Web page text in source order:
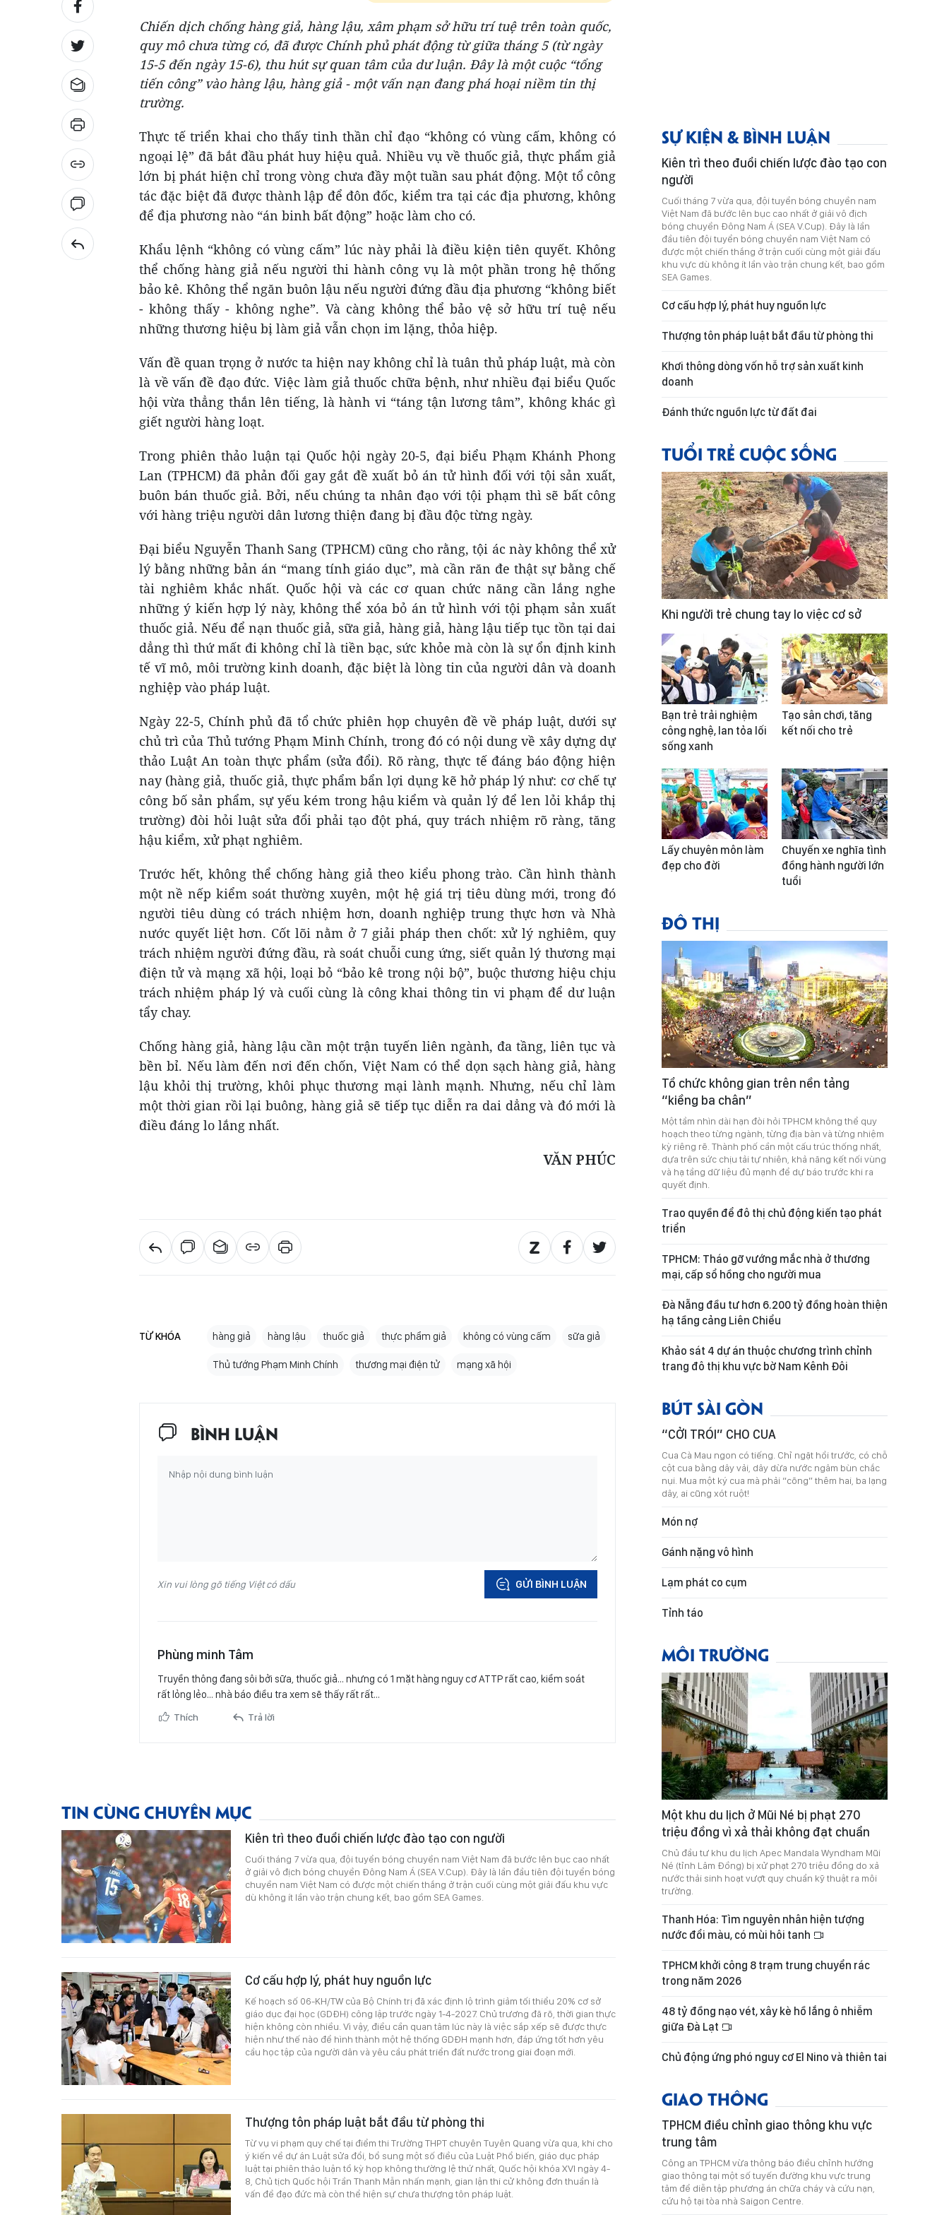
Chiến dịch chống hàng giả, hàng lậu, xâm phạm sở hữu trí tuệ trên toàn quốc,
quy mô chưa từng có, đã được Chính phủ phát động từ giữa tháng 5 (từ ngày
15-5 đến ngày 15-6), thu hút sự quan tâm của dư luận. Đây là một cuộc “tổng
tiến công” vào hàng lậu, hàng giả - một vấn nạn đang phá hoại niềm tin thị
trường.
Thực tế triển khai cho thấy tinh thần chỉ đạo “không có vùng cấm, không có
ngoại lệ” đã bắt đầu phát huy hiệu quả. Nhiều vụ về thuốc giả, thực phẩm giả
lớn bị phát hiện chỉ trong vòng chưa đầy một tuần sau phát động. Một tổ công
tác đặc biệt đã được thành lập để đôn đốc, kiểm tra tại các địa phương, không
để địa phương nào “án binh bất động” hoặc làm cho có.
Khẩu lệnh “không có vùng cấm” lúc này phải là điều kiện tiên quyết. Không
thể chống hàng giả nếu người thi hành công vụ là một phần trong hệ thống
bảo kê. Không thể ngăn buôn lậu nếu người đứng đầu địa phương “không biết
- không thấy - không nghe”. Và càng không thể bảo vệ sở hữu trí tuệ nếu
những thương hiệu bị làm giả vẫn chọn im lặng, thỏa hiệp.
Vấn đề quan trọng ở nước ta hiện nay không chỉ là tuân thủ pháp luật, mà còn
là về vấn đề đạo đức. Việc làm giả thuốc chữa bệnh, như nhiều đại biểu Quốc
hội vừa thẳng thắn lên tiếng, là hành vi “táng tận lương tâm”, không khác gì
giết người hàng loạt.
Trong phiên thảo luận tại Quốc hội ngày 20-5, đại biểu Phạm Khánh Phong
Lan (TPHCM) đã phản đối gay gắt đề xuất bỏ án tử hình đối với tội sản xuất,
buôn bán thuốc giả. Bởi, nếu chúng ta nhân đạo với tội phạm thì sẽ bất công
với hàng triệu người dân lương thiện đang bị đầu độc từng ngày.
Đại biểu Nguyễn Thanh Sang (TPHCM) cũng cho rằng, tội ác này không thể xử
lý bằng những bản án “mang tính giáo dục”, mà cần răn đe thật sự bằng chế
tài nghiêm khắc nhất. Quốc hội và các cơ quan chức năng cần lắng nghe
những ý kiến hợp lý này, không thể xóa bỏ án tử hình với tội phạm sản xuất
thuốc giả. Nếu để nạn thuốc giả, sữa giả, hàng giả, hàng lậu tiếp tục tồn tại dai
dẳng thì thứ mất đi không chỉ là tiền bạc, sức khỏe mà còn là sự ổn định kinh
tế vĩ mô, môi trường kinh doanh, đặc biệt là lòng tin của người dân và doanh
nghiệp vào pháp luật.
Ngày 22-5, Chính phủ đã tổ chức phiên họp chuyên đề về pháp luật, dưới sự
chủ trì của Thủ tướng Phạm Minh Chính, trong đó có nội dung về xây dựng dự
thảo Luật An toàn thực phẩm (sửa đổi). Rõ ràng, thực tế đáng báo động hiện
nay (hàng giả, thuốc giả, thực phẩm bẩn lợi dụng kẽ hở pháp lý như: cơ chế tự
công bố sản phẩm, sự yếu kém trong hậu kiểm và quản lý để len lỏi khắp thị
trường) đòi hỏi luật sửa đổi phải tạo đột phá, quy trách nhiệm rõ ràng, tăng
hậu kiểm, xử phạt nghiêm.
Trước hết, không thể chống hàng giả theo kiểu phong trào. Cần hình thành
một nề nếp kiểm soát thường xuyên, một hệ giá trị tiêu dùng mới, trong đó
người tiêu dùng có trách nhiệm hơn, doanh nghiệp trung thực hơn và Nhà
nước quyết liệt hơn. Cốt lõi nằm ở 7 giải pháp then chốt: xử lý nghiêm, quy
trách nhiệm người đứng đầu, rà soát chuỗi cung ứng, siết quản lý thương mại
điện tử và mạng xã hội, loại bỏ “bảo kê trong nội bộ”, buộc thương hiệu chịu
trách nhiệm pháp lý và cuối cùng là công khai thông tin vi phạm để dư luận
tẩy chay.
Chống hàng giả, hàng lậu cần một trận tuyến liên ngành, đa tầng, liên tục và
bền bỉ. Nếu làm đến nơi đến chốn, Việt Nam có thể dọn sạch hàng giả, hàng
lậu khỏi thị trường, khôi phục thương mại lành mạnh. Nhưng, nếu chỉ làm
một thời gian rồi lại buông, hàng giả sẽ tiếp tục diễn ra dai dẳng và đó mới là
điều đáng lo lắng nhất.
VĂN PHÚC
TỪ KHÓA hàng giả hàng lậu thuốc giả thực phẩm giả không có vùng cấm sữa giả
Thủ tướng Phạm Minh Chính thương mại điện tử mạng xã hội
BÌNH LUẬN
Xin vui lòng gõ tiếng Việt có dấu GỬI BÌNH LUẬN
Phùng minh Tâm
Truyền thông đang sôi bởi sữa, thuốc giả… nhưng có 1 mặt hàng nguy cơ ATTP rất cao, kiểm soát
rất lỏng lẻo… nhà báo điều tra xem sẽ thấy rất rất…
Thích Trả lời
TIN CÙNG CHUYÊN MỤC
Kiên trì theo đuổi chiến lược đào tạo con người
Cuối tháng 7 vừa qua, đội tuyển bóng chuyền nam Việt Nam đã bước lên bục cao nhất
ở giải vô địch bóng chuyền Đông Nam Á (SEA V.Cup). Đây là lần đầu tiên đội tuyển bóng
chuyền nam Việt Nam có được một chiến thắng ở trận cuối cùng một giải đấu khu vực
dù không ít lần vào trận chung kết, bao gồm SEA Games.
Cơ cấu hợp lý, phát huy nguồn lực
Kế hoạch số 06-KH/TW của Bộ Chính trị đã xác định lộ trình giảm tối thiểu 20% cơ sở
giáo dục đại học (GDĐH) công lập trước ngày 1-4-2027. Chủ trương đã rõ, thời gian thực
hiện không còn nhiều. Vì vậy, điều cần quan tâm lúc này là việc sắp xếp sẽ được thực
hiện như thế nào để hình thành một hệ thống GDĐH mạnh hơn, đáp ứng tốt hơn yêu
cầu học tập của người dân và yêu cầu phát triển đất nước trong giai đoạn mới.
Thượng tôn pháp luật bắt đầu từ phòng thi
Từ vụ vi phạm quy chế tại điểm thi Trường THPT chuyên Tuyên Quang vừa qua, khi cho
ý kiến về dự án Luật sửa đổi, bổ sung một số điều của Luật Phổ biến, giáo dục pháp
luật tại phiên thảo luận tổ kỳ họp không thường lệ thứ nhất, Quốc hội khóa XVI ngày 4-
8, Chủ tịch Quốc hội Trần Thanh Mẫn nhấn mạnh, gian lận thi cử không đơn thuần là
vấn đề đạo đức mà còn thể hiện sự chưa thượng tôn pháp luật.
SỰ KIỆN & BÌNH LUẬN
Kiên trì theo đuổi chiến lược đào tạo con
người
Cuối tháng 7 vừa qua, đội tuyển bóng chuyền nam
Việt Nam đã bước lên bục cao nhất ở giải vô địch
bóng chuyền Đông Nam Á (SEA V.Cup). Đây là lần
đầu tiên đội tuyển bóng chuyền nam Việt Nam có
được một chiến thắng ở trận cuối cùng một giải đấu
khu vực dù không ít lần vào trận chung kết, bao gồm
SEA Games.
Cơ cấu hợp lý, phát huy nguồn lực
Thượng tôn pháp luật bắt đầu từ phòng thi
Khơi thông dòng vốn hỗ trợ sản xuất kinh
doanh
Đánh thức nguồn lực từ đất đai
TUỔI TRẺ CUỘC SỐNG
Khi người trẻ chung tay lo việc cơ sở
Bạn trẻ trải nghiệm
công nghệ, lan tỏa lối
sống xanh
Tạo sân chơi, tăng
kết nối cho trẻ
Lấy chuyên môn làm
đẹp cho đời
Chuyến xe nghĩa tình
đồng hành người lớn
tuổi
ĐÔ THỊ
Tổ chức không gian trên nền tảng
“kiềng ba chân”
Một tầm nhìn dài hạn đòi hỏi TPHCM không thể quy
hoạch theo từng ngành, từng địa bàn và từng nhiệm
kỳ riêng rẽ. Thành phố cần một cấu trúc thống nhất,
dựa trên sức chịu tải tự nhiên, khả năng kết nối vùng
và hạ tầng dữ liệu đủ mạnh để dự báo trước khi ra
quyết định.
Trao quyền để đô thị chủ động kiến tạo phát
triển
TPHCM: Tháo gỡ vướng mắc nhà ở thương
mại, cấp sổ hồng cho người mua
Đà Nẵng đầu tư hơn 6.200 tỷ đồng hoàn thiện
hạ tầng cảng Liên Chiểu
Khảo sát 4 dự án thuộc chương trình chỉnh
trang đô thị khu vực bờ Nam Kênh Đôi
BÚT SÀI GÒN
“CỞI TRÓI” CHO CUA
Cua Cà Mau ngon có tiếng. Chỉ ngặt hồi trước, có chỗ
cột cua bằng dây vải, dây dừa nước ngâm bùn chắc
nụi. Mua một ký cua mà phải “cõng” thêm hai, ba lạng
dây, ai cũng xót ruột!
Món nợ
Gánh nặng vô hình
Lạm phát co cụm
Tỉnh táo
MÔI TRƯỜNG
Một khu du lịch ở Mũi Né bị phạt 270
triệu đồng vì xả thải không đạt chuẩn
Chủ đầu tư khu du lịch Apec Mandala Wyndham Mũi
Né (tỉnh Lâm Đồng) bị xử phạt 270 triệu đồng do xả
nước thải sinh hoạt vượt quy chuẩn kỹ thuật ra môi
trường.
Thanh Hóa: Tìm nguyên nhân hiện tượng
nước đổi màu, có mùi hôi tanh
TPHCM khởi công 8 trạm trung chuyển rác
trong năm 2026
48 tỷ đồng nạo vét, xây kè hồ lắng ô nhiễm
giữa Đà Lạt
Chủ động ứng phó nguy cơ El Nino và thiên tai
GIAO THÔNG
TPHCM điều chỉnh giao thông khu vực
trung tâm
Công an TPHCM vừa thông báo điều chỉnh hướng
giao thông tại một số tuyến đường khu vực trung
tâm để diễn tập phương án chữa cháy và cứu nạn,
cứu hộ tại tòa nhà Saigon Centre.